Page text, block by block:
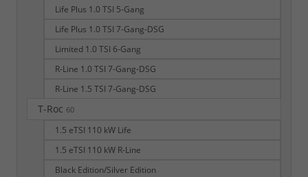
Life Plus 1.0 TSI 5-Gang
Life Plus 1.0 TSI 7-Gang-DSG
Limited 1.0 TSI 6-Gang
R-Line 1.0 TSI 7-Gang-DSG
R-Line 1.5 TSI 7-Gang-DSG
T-Roc 60
1.5 eTSI 110 kW Life
1.5 eTSI 110 kW R-Line
Black Edition/Silver Edition